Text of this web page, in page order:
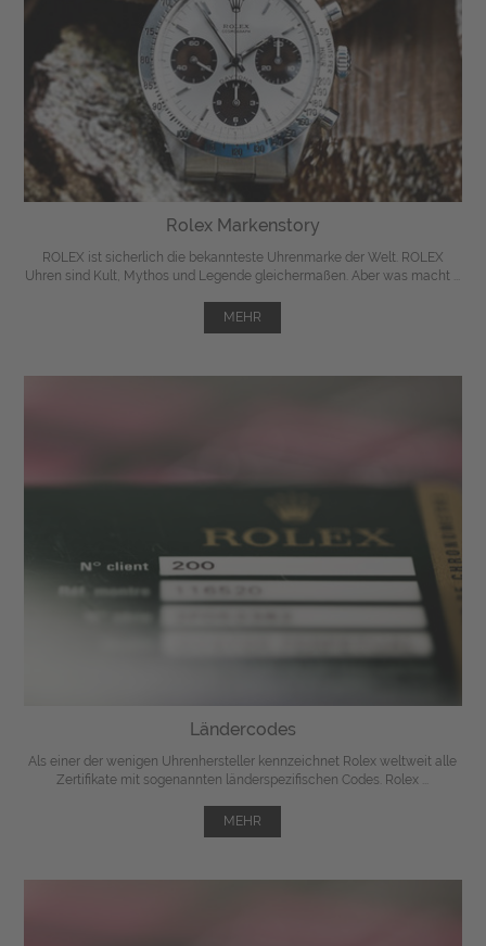
Rolex Markenstory
ROLEX ist sicherlich die bekannteste Uhrenmarke der Welt. ROLEX
Uhren sind Kult, Mythos und Legende gleichermaßen. Aber was macht ...
MEHR
Ländercodes
Als einer der wenigen Uhrenhersteller kennzeichnet Rolex weltweit alle
Zertifikate mit sogenannten länderspezifischen Codes. Rolex ...
MEHR